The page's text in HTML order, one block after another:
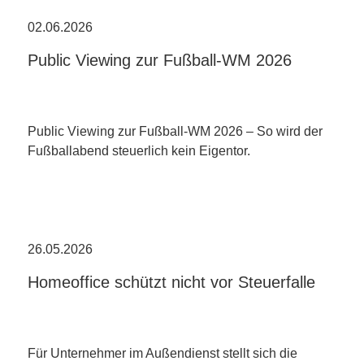
02.06.2026
Public Viewing zur Fußball-WM 2026
Public Viewing zur Fußball-WM 2026 – So wird der
Fußballabend steuerlich kein Eigentor.
26.05.2026
Homeoffice schützt nicht vor Steuerfalle
Für Unternehmer im Außendienst stellt sich die